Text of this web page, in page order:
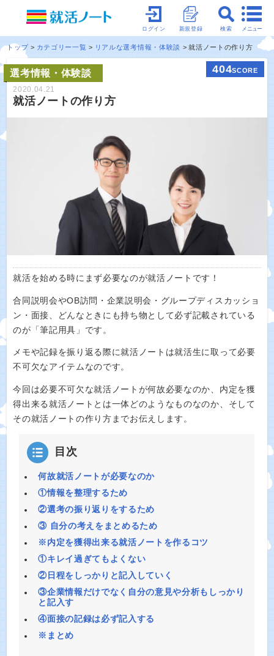
メニュー
検索
新規登録
ログイン
トップ カテゴリー一覧 リアルな選考情報・体験談 就活ノートの作り方
選考情報・体験談 404SCORE
2020.04.21
就活ノートの作り方
就活を始める時にまず必要なのが就活ノートです！
合同説明会やOB訪問・企業説明会・グループディスカッショ
ン・面接、どんなときにも持ち物として必ず記載されている
のが「筆記用具」です。
メモや記録を振り返る際に就活ノートは就活生に取って必要
不可欠なアイテムなのです。
今回は必要不可欠な就活ノートが何故必要なのか、内定を獲
得出来る就活ノートとは一体どのようなものなのか、そして
その就活ノートの作り方までお伝えします。
目次
何故就活ノートが必要なのか
①情報を整理するため
②選考の振り返りをするため
③ 自分の考えをまとめるため
※内定を獲得出来る就活ノートを作るコツ
①キレイ過ぎてもよくない
②日程をしっかりと記入していく
③企業情報だけでなく自分の意見や分析もしっかり
と記入す
④面接の記録は必ず記入する
※まとめ